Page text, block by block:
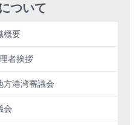
ついて
概要
者挨拶
方港湾審議会
会